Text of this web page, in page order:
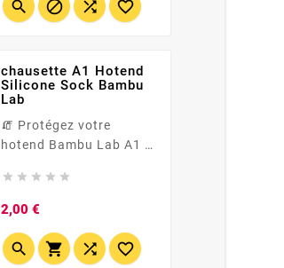
H2D Laser. <div
   
chausette A1 Hotend
Silicone Sock Bambu
Lab
🧯 Protégez votre
hotend Bambu Lab A1 /
chaussette en silicone
haute température
Température plus stable
= extrusion plus
    
2,00 €Prix
   